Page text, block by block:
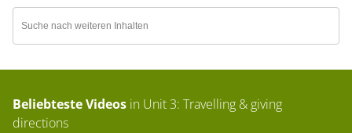
Beliebteste Videos in Unit 3: Travelling & giving
directions